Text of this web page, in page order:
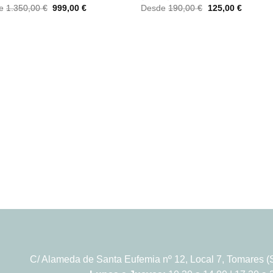
1.350,00€ El
precio
999,00€El
Desde190,00€
El
precio
125,00 €El
C/ Alameda de Santa Eufemia nº 12, Local 7, Tomares